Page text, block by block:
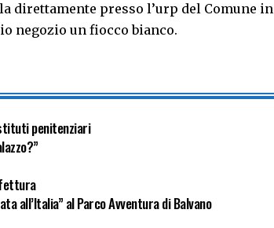
direttamente presso l’urp del Comune in
negozio un fiocco bianco.
penitenziari
all’Italia” al Parco Avventura di Balvano